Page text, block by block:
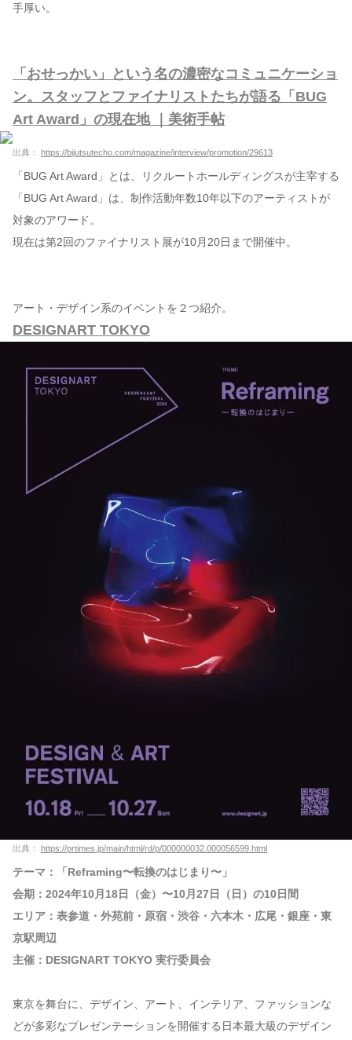
手厚い。
「おせっかい」という名の濃密なコミュニケーショ
ン。スタッフとファイナリストたちが語る「BUG
Art Award」の現在地 ｜美術手帖
出典： https://bijutsutecho.com/magazine/interview/promotion/29613
「BUG Art Award」とは、リクルートホールディングスが主宰する
「BUG Art Award」は、制作活動年数10年以下のアーティストが
対象のアワード。
現在は第2回のファイナリスト展が10月20日まで開催中。
アート・デザイン系のイベントを２つ紹介。
DESIGNART TOKYO
出典： https://prtimes.jp/main/html/rd/p/000000032.000056599.html
テーマ：「Reframing〜転換のはじまり〜」
会期：2024年10月18日（金）〜10月27日（日）の10日間
エリア：表参道・外苑前・原宿・渋谷・六本木・広尾・銀座・東
京駅周辺
主催：DESIGNART TOKYO 実行委員会
東京を舞台に、デザイン、アート、インテリア、ファッションな
どが多彩なプレゼンテーションを開催する日本最大級のデザイン